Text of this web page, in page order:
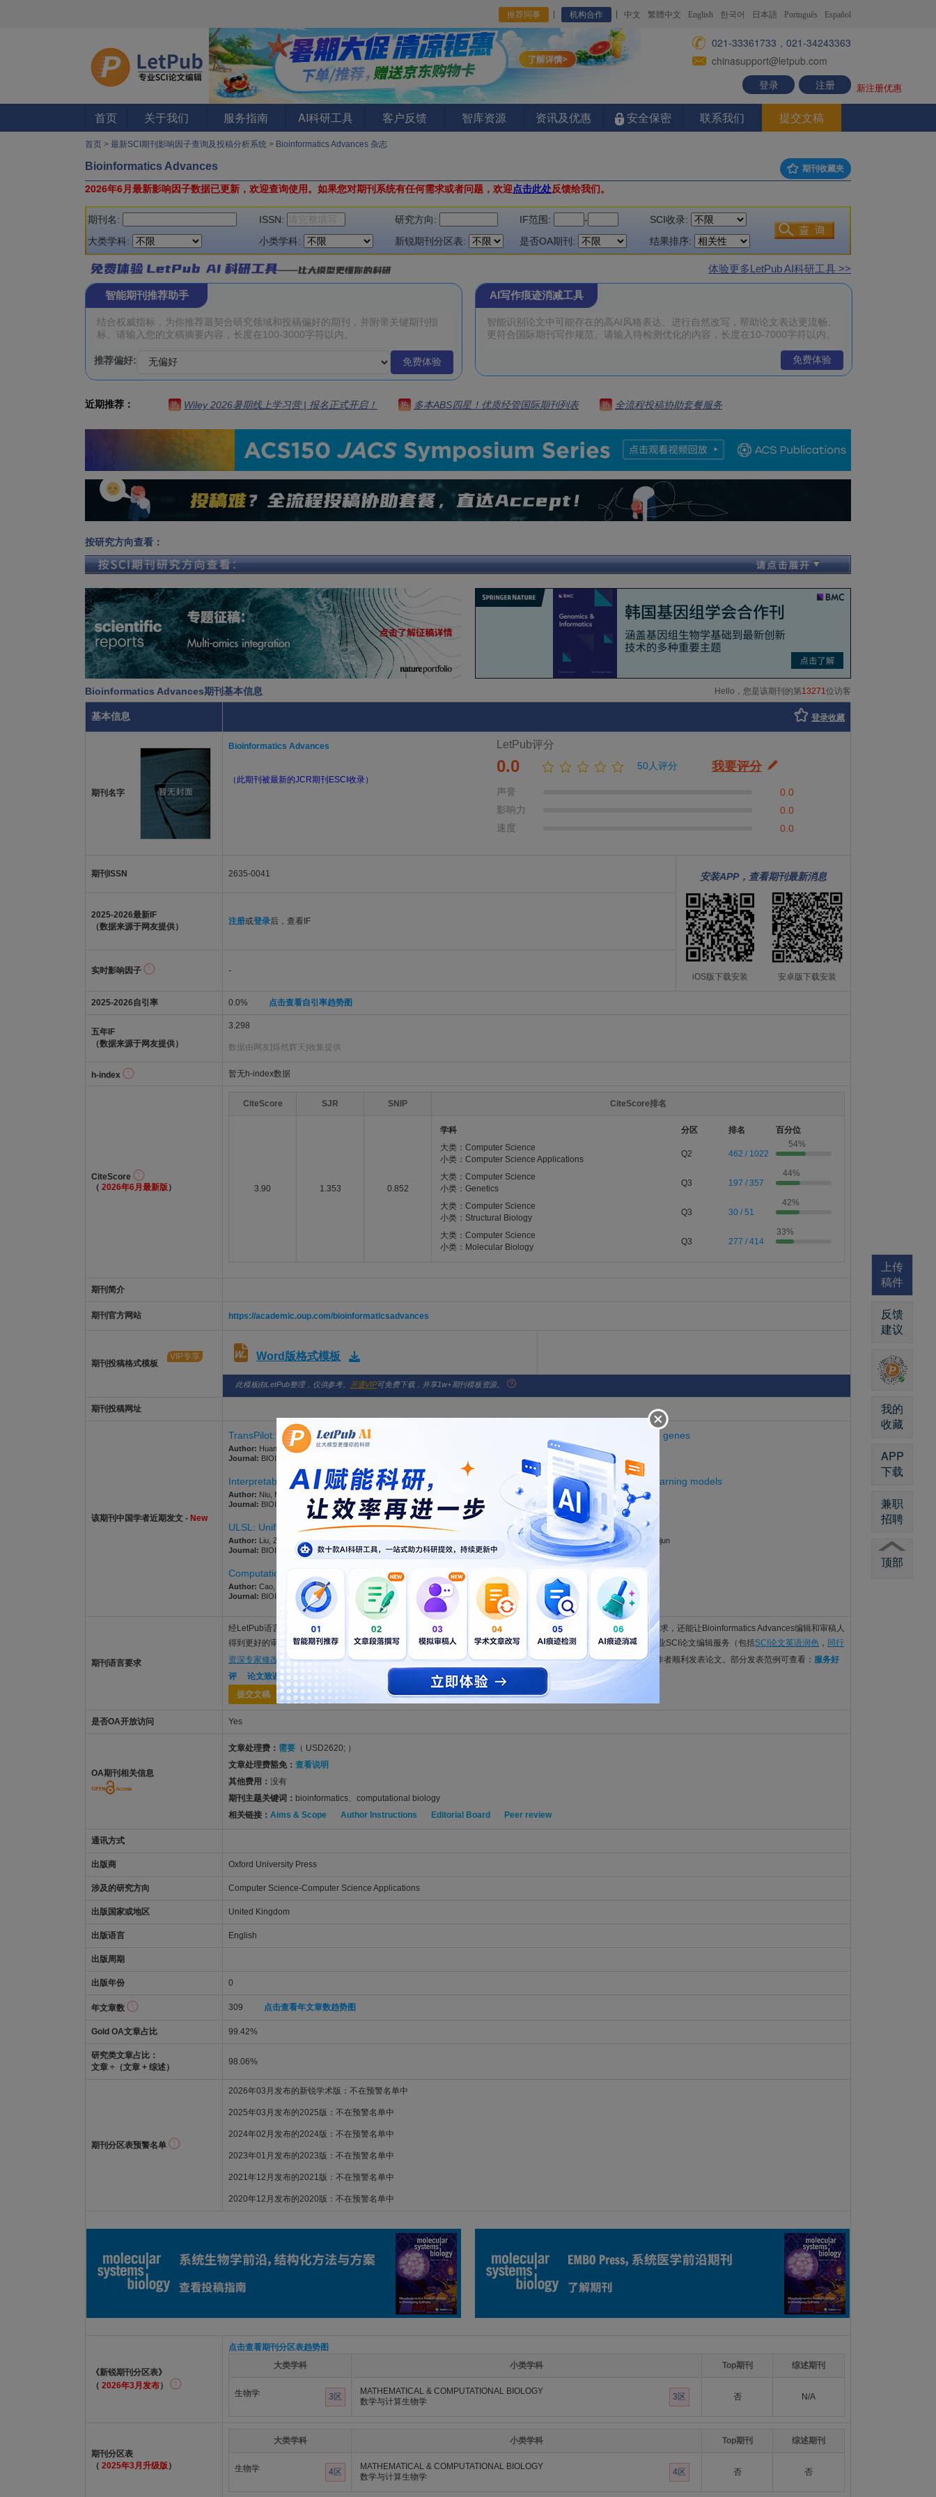
推荐同事 机构合作 中文 繁體中文 English 한국어 日本語 Português Español
021-33361733，021-34243363
chinasupport@letpub.com
登录
注册 新注册优惠
首页 关于我们 服务指南 AI科研工具 客户反馈 智库资源 资讯及优惠 安全保密 联系我们 提交文稿
首页 > 最新SCI期刊影响因子查询及投稿分析系统 > Bioinformatics Advances 杂志
Bioinformatics Advances 期刊收藏夹
2026年6月最新影响因子数据已更新，欢迎查询使用。 如果您对期刊系统有任何需求或者问题，欢迎点击此处反馈给我们。
期刊名: ISSN: 研究方向: IF范围: -
SCI收录:
大类学科:
小类学科: 新锐期刊分区表: 是否OA期刊: 结果排序:
体验更多LetPub AI科研工具 >>
智能期刊推荐助手
推荐偏好: 免费体验
AI写作痕迹消减工具
免费体验
近期推荐： 热 Wiley 2026暑期线上学习营 | 报名正式开启！ 热 多本ABS四星！优质经管国际期刊列表 热 全流程投稿协助套餐服务
按研究方向查看：
Bioinformatics Advances期刊基本信息 Hello，您是该期刊的第13271位访客
基本信息 登录收藏
期刊名字
Bioinformatics Advances
（此期刊被最新的JCR期刊ESCI收录）
LetPub评分
0.0 50人评分 我要评分
声誉
0.0
影响力
0.0
速度
0.0
期刊ISSN 2635-0041 安装APP，查看期刊最新消息
iOS版下载安装 安卓版下载安装
2025-2026最新IF
（数据来源于网友提供）
注册或登录后，查看IF
实时影响因子 -
2025-2026自引率 0.0% 点击查看自引率趋势图
五年IF
（数据来源于网友提供）
3.298
数据由网友[烁然辉天]收集提供
h-index 暂无h-index数据
CiteScore
（ 2026年6月最新版 ）
CiteScore SJR SNIP CiteScore排名
3.90 1.353 0.852
学科 分区 排名
百分位
大类：Computer Science
小类：Computer Science Applications
Q2 462 / 1022
54%
大类：Computer Science
小类：Genetics
Q3 197 / 357
44%
大类：Computer Science
小类：Structural Biology
Q3 30 / 51
42%
大类：Computer Science
小类：Molecular Biology
Q3 277 / 414
33%
期刊简介
期刊官方网站 https://academic.oup.com/bioinformaticsadvances
期刊投稿格式模板
VIP专享 Word版格式模板
此模板由LetPub整理，仅供参考。 开通VIP可免费下载，并享1w+期刊模板资源。
期刊投稿网址
该期刊中国学者近期发文 - New
TransPilot: mining key transcription factors by correlating binding sites with differentially expressed genes
Author: Huang, Tinghua; Yao, Min; Zhang, Fanghong; Niu, Siqi; Wen, Jingchun; Wang, Jianwu; Yang, Ye; Gao, Xuejun
Journal: BIOINFORMATICS ADVANCES. 2026; Vol. 6, Issue 1, pp. -. DOI: 10.1093/bioadv/vbag145
Interpretable prediction and generation of ASC-speck aptamers using multiscale deep biological learning models
Author: Niu, Mengting; Zou, Quan; Xu, Lei
Journal: BIOINFORMATICS ADVANCES. 2026; Vol. 6, Issue 1, pp. -. DOI: 10.1093/bioadv/vbag168
ULSL: Unified Latent and Similarity Learning for robust multi-omics cancer subtype identification
Author: Liu, Zhiyong; Zhou, Yuhao; Yang, Wenqing; Zhang, Yashu; He, Yan; Li, Donghan; Zheng, Songming; Chen, Shiqi; Fan, Lijun
Journal: BIOINFORMATICS ADVANCES. 2026; Vol. 6, Issue 1, pp. -. DOI: 10.1093/bioadv/vbag110
Computational design of class II MHC binding peptide with sequence-based evolution information
Author: Cao, Ying; Li, Yuqing; Ren, Weitong; Li, Wenfei; Yan, Zhiqiang
Journal: BIOINFORMATICS ADVANCES. 2026; Vol. 6, Issue 1, pp. -. DOI: 10.1093/bioadv/vbag090
期刊语言要求
经LetPub语言功底雄厚的美籍native English speaker精心编辑的稿件，不仅能满足Bioinformatics Advances的语言要求，还能让Bioinformatics Advances编辑和审稿人
得到更好的审稿体验，让稿件最大限度地被Bioinformatics Advances编辑和审稿人充分理解和公正评估。LetPub的专业SCI论文编辑服务（包括SCI论文英语润色 ， 同行
资深专家修改润色，SCI论文专业翻译，SCI论文格式排版，专业学术制图等）帮助作者准备稿件，已助力全球15万+作者顺利发表论文。部分发表范例可查看： 服务好
评
论文致谢。
提交文稿
是否OA开放访问 Yes
OA期刊相关信息
文章处理费： 需要 （ USD2620; ）
文章处理费豁免： 查看说明
其他费用： 没有
期刊主题关键词： bioinformatics、computational biology
相关链接： Aims & Scope Author Instructions Editorial Board Peer review
通讯方式
出版商 Oxford University Press
涉及的研究方向 Computer Science-Computer Science Applications
出版国家或地区 United Kingdom
出版语言 English
出版周期
出版年份 0
年文章数 309 点击查看年文章数趋势图
Gold OA文章占比 99.42%
研究类文章占比：
文章 ÷（文章 + 综述）
98.06%
期刊分区表预警名单
2026年03月发布的新锐学术版：不在预警名单中
2025年03月发布的2025版：不在预警名单中
2024年02月发布的2024版：不在预警名单中
2023年01月发布的2023版：不在预警名单中
2021年12月发布的2021版：不在预警名单中
2020年12月发布的2020版：不在预警名单中
《新锐期刊分区表》
（ 2026年3月发布）
点击查看期刊分区表趋势图
大类学科
小类学科 Top期刊 综述期刊
生物学 3区
MATHEMATICAL & COMPUTATIONAL BIOLOGY
数学与计算生物学
3区 否 N/A
期刊分区表
（ 2025年3月升级版 ）
大类学科 小类学科 Top期刊 综述期刊
生物学 4区
MATHEMATICAL & COMPUTATIONAL BIOLOGY
数学与计算生物学
4区 否 否
上传
稿件
反馈
建议
我的
收藏
APP
下载
兼职
招聘
顶部